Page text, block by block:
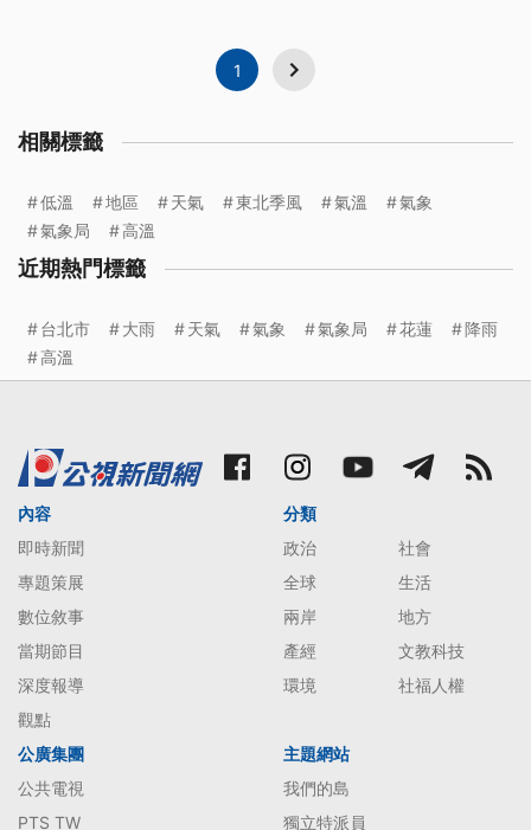
1
相關標籤
低溫 地區 天氣 東北季風 氣溫
氣象
氣象局
高溫
近期熱門標籤
台北市 大雨 天氣 氣象 氣象局 花蓮
降雨
高溫
內容
即時新聞
專題策展
數位敘事
當期節目
深度報導
觀點
分類
政治
社會
全球
生活
兩岸
地方
產經
文教科技
環境
社福人權
公廣集團
公共電視
PTS TW
主題網站
我們的島
獨立特派員